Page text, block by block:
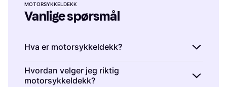
MOTORSYKKELDEKK
Vanlige spørsmål
Hva er motorsykkeldekk?
Motorsykkeldekk er spesialdekk designet for
motorsykler. De gir grep, stabilitet og komfort
Hvordan velger jeg riktig
motorsykkeldekk?